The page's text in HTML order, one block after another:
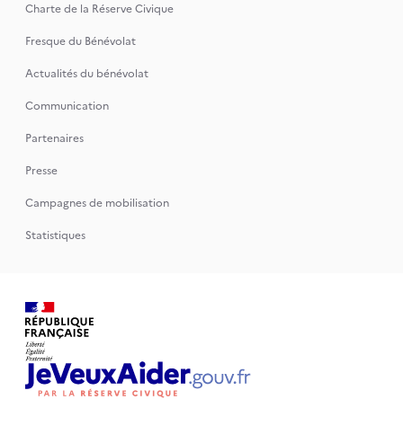
Charte de la Réserve Civique
Fresque du Bénévolat
Actualités du bénévolat
Communication
Partenaires
Presse
Campagnes de mobilisation
Statistiques